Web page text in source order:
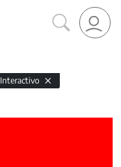
Interactivo